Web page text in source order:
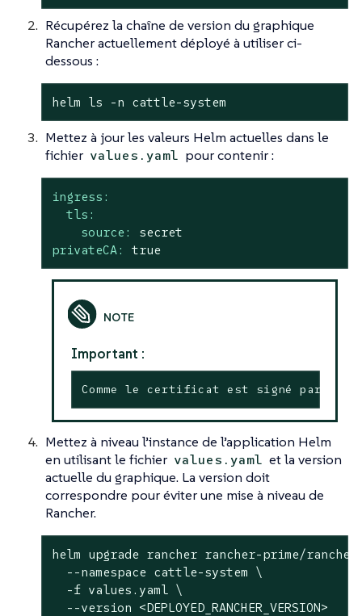
Récupérez la chaîne de version du graphique
Rancher actuellement déployé à utiliser ci-
dessous :
helm ls -n cattle-system
Mettez à jour les valeurs Helm actuelles dans le
fichier values.yaml pour contenir :
ingress:
tls:
source:
secret
privateCA:
true
Important :
Comme le certificat est signé par
Mettez à niveau l’instance de l’application Helm
en utilisant le fichier values.yaml et la version
actuelle du graphique. La version doit
correspondre pour éviter une mise à niveau de
Rancher.
helm upgrade rancher rancher-prime/
  --namespace cattle-system \
  -f values.yaml \
  --version <DEPLOYED_RANCHER_VERSION>